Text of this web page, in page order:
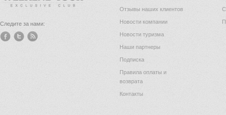
Следите за нами:
Отзывы наших клиентов
Новости компании
Новости туризма
Наши партнеры
Подписка
Правила оплаты и
возврата
Контакты